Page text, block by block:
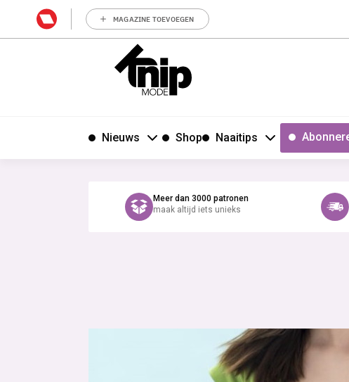
MAGAZINE TOEVOEGEN
Nieuws Shop Naaitips
Meer dan 3000 patronen
maak altijd iets unieks